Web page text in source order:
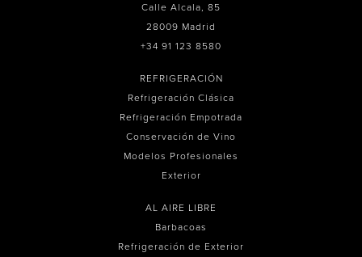
Calle Alcala, 85
28009 Madrid
+34 91 123 8580
REFRIGERACIÓN
Refrigeración Clásica
Refrigeración Empotrada
Conservación de Vino
Modelos Profesionales
Exterior
AL AIRE LIBRE
Barbacoas
Refrigeración de Exterior